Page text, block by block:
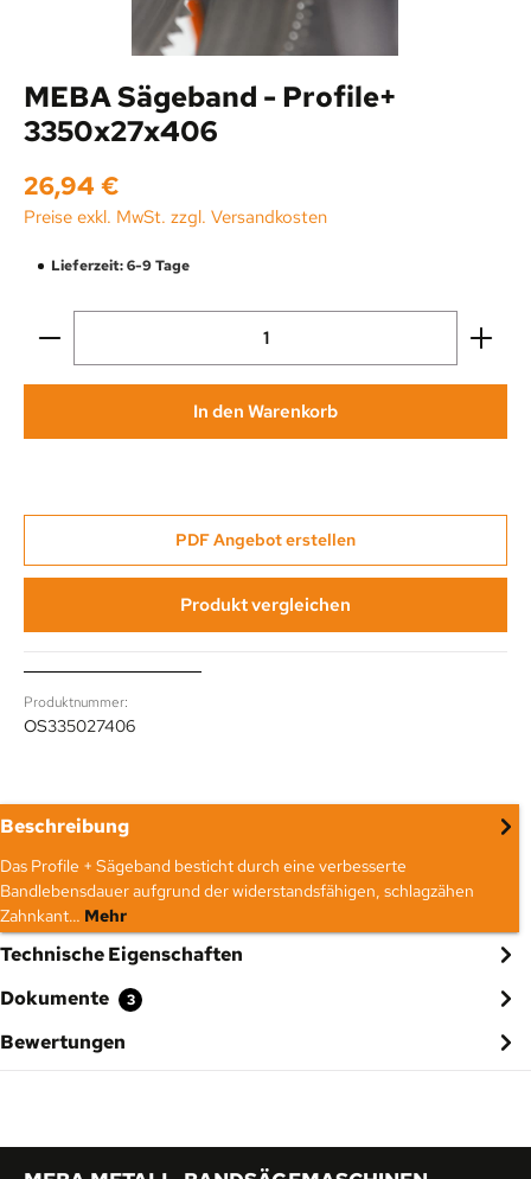
MEBA Sägeband - Profile+
3350x27x406
Regulärer Preis:
26,94 €
Preise exkl. MwSt. zzgl. Versandkosten
Lieferzeit: 6-9 Tage
Produkt Anzahl: Gib den gewünschten Wert ein
In den Warenkorb
PDF Angebot erstellen
Produkt vergleichen
Produktnummer:
OS335027406
Beschreibung
Das Profile + Sägeband besticht durch eine verbesserte
Bandlebensdauer aufgrund der widerstandsfähigen, schlagzähen
Zahnkant… Mehr
Technische Eigenschaften
Dokumente
3
Bewertungen